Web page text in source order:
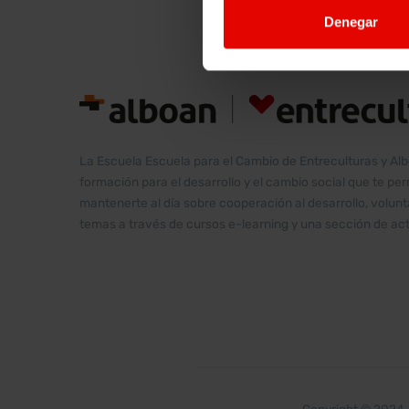
Denegar
La Escuela Escuela para el Cambio de Entreculturas y
formación para el desarrollo y el cambio social que te
mantenerte al día sobre cooperación al desarrollo,
temas a través de cursos e-learning y una sección de